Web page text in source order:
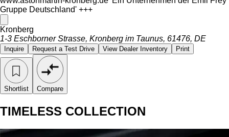
Gruppe Deutschland' +++
Kronberg
1-3 Eschborner Strasse, Kronberg im Taunus, 61476, DE
Inquire Request a Test Drive View Dealer Inventory Print
Shortlist Compare
TIMELESS COLLECTION